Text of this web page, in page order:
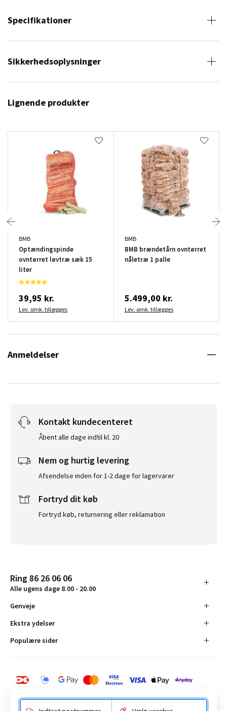
Specifikationer
Sikkerhedsoplysninger
Lignende produkter
BMB
Optændingspinde
ovntørret løvtræ sæk 15
liter
39,95 kr.
Lev. omk. tillægges
BMB
BMB brændetårn ovntørret
nåletræ 1 palle
5.499,00 kr.
Lev. omk. tillægges
Anmeldelser
Kontakt kundecenteret
Åbent alle dage indtil kl. 20
Nem og hurtig levering
Afsendelse inden for 1-2 dage for lagervarer
Fortryd dit køb
Fortryd køb, returnering eller reklamation
Ring 86 26 06 06
Alle ugens dage 8.00 - 20.00
Genveje
Ekstra ydelser
Populære sider